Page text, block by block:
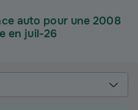
auto pour une 2008
en juil-26